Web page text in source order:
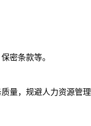
密条款等。
量，规避人力资源管理